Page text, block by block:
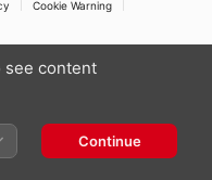
Cookie Warning
see content
Continue